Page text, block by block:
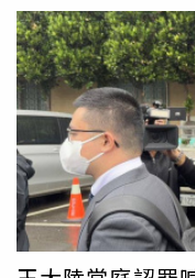
新發言時，他表示，
方的生命，迫害了對
情，如今會好好面對
間。曾志新說，如果
會盡量去賠償、修復
能夠多做一點，非常
誠的道歉、真誠的彌
屬李小姐回應「不知
到傷痛之外，從頭到
一封制式的存證信函